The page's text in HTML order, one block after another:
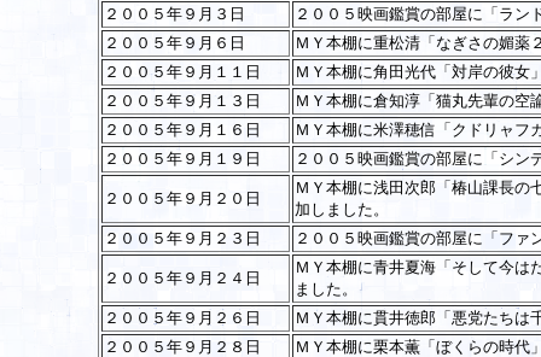
２００５年９月３日
２００５映画鑑賞の部屋に「ラン
２００５年９月６日
ＭＹ本棚に重松清「なぎさの媚
２００５年９月１１日
ＭＹ本棚に角田光代「対岸の彼女
２００５年９月１３日
ＭＹ本棚に倉知淳「猫丸先輩の空
２００５年９月１６日
ＭＹ本棚に米澤穂信「クドリャ
２００５年９月１９日
２００５映画鑑賞の部屋に「シン
２００５年９月２０日
ＭＹ本棚に浅田次郎「椿山課長の
加しました。
２００５年９月２３日
２００５映画鑑賞の部屋に「ファ
２００５年９月２４日
ＭＹ本棚に青井夏海「そして今は
ました。
２００５年９月２６日
ＭＹ本棚に貫井徳郎「悪党たちは
２００５年９月２８日
ＭＹ本棚に栗本薫「ぼくらの時代